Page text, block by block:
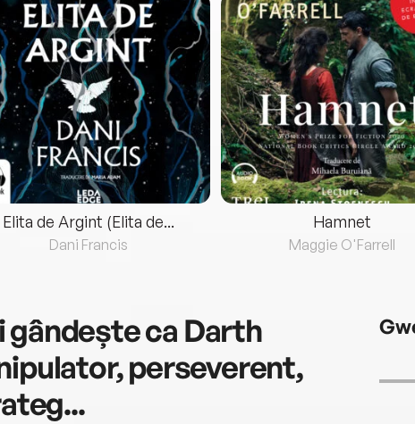
Elita de Argint (Elita de...
Dani Francis
Hamnet
Maggie O'Farrell
gândește ca Darth
perseverent,